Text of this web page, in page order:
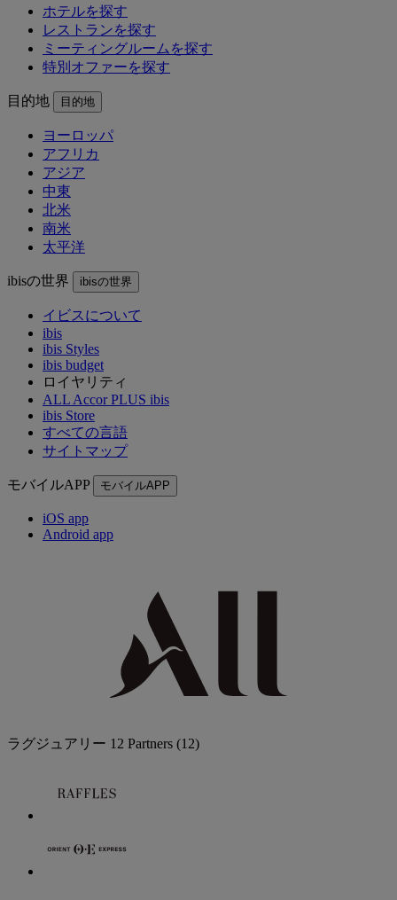
ホテルを探す
レストランを探す
ミーティングルームを探す
特別オファーを探す
目的地 目的地
ヨーロッパ
アフリカ
アジア
中東
北米
南米
太平洋
ibisの世界 ibisの世界
イビスについて
ibis
ibis Styles
ibis budget
ロイヤリティ
ALL Accor PLUS ibis
ibis Store
すべての言語
サイトマップ
モバイルAPP モバイルAPP
iOS app
Android app
ラグジュアリー 12 Partners (12)